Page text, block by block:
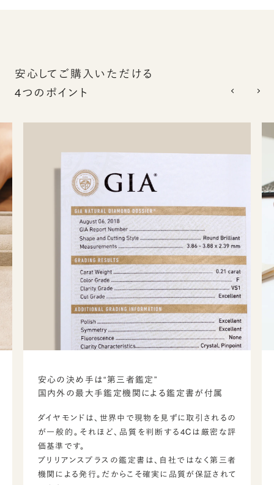
安心してご購入いただける
4つのポイント
安心の決め手は“第三者鑑定”
国内外の最大手鑑定機関による鑑定書が付属
ダイヤモンドは、世界中で現物を見ずに取引されるの
が一般的。それほど、品質を判断する4Cは厳密な評
価基準です。
ブリリアンスプラスの鑑定書は、自社ではなく第三者
機関による発行。だからこそ確実に品質が保証されて